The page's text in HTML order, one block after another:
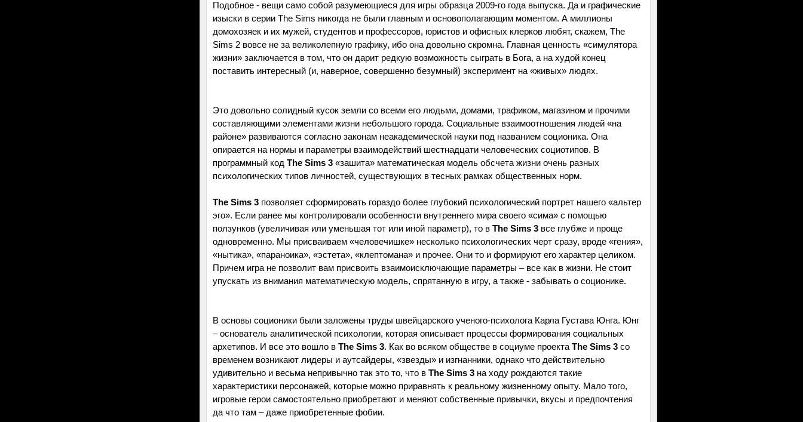
Подобное - вещи само собой разумеющиеся для игры образца 2009-го года выпуска. Да и графические
изыски в серии The Sims никогда не были главным и основополагающим моментом. А миллионы
домохозяек и их мужей, студентов и профессоров, юристов и офисных клерков любят, скажем, The
Sims 2 вовсе не за великолепную графику, ибо она довольно скромна. Главная ценность «симулятора
жизни» заключается в том, что он дарит редкую возможность сыграть в Бога, а на худой конец
поставить интересный (и, наверное, совершенно безумный) эксперимент на «живых» людях.
Это довольно солидный кусок земли со всеми его людьми, домами, трафиком, магазином и прочими
составляющими элементами жизни небольшого города. Социальные взаимоотношения людей «на
районе» развиваются согласно законам неакадемической науки под названием соционика. Она
опирается на нормы и параметры взаимодействий шестнадцати человеческих социотипов. В
программный код The Sims 3 «зашита» математическая модель обсчета жизни очень разных
психологических типов личностей, существующих в тесных рамках общественных норм.
The Sims 3 позволяет сформировать гораздо более глубокий психологический портрет нашего «альтер
эго». Если ранее мы контролировали особенности внутреннего мира своего «сима» с помощью
ползунков (увеличивая или уменьшая тот или иной параметр), то в The Sims 3 все глубже и проще
одновременно. Мы присваиваем «человечишке» несколько психологических черт сразу, вроде «гения»,
«нытика», «параноика», «эстета», «клептомана» и прочее. Они то и формируют его характер целиком.
Причем игра не позволит вам присвоить взаимоисключающие параметры – все как в жизни. Не стоит
упускать из внимания математическую модель, спрятанную в игру, а также - забывать о соционике.
В основы соционики были заложены труды швейцарского ученого-психолога Карла Густава Юнга. Юнг
– основатель аналитической психологии, которая описывает процессы формирования социальных
архетипов. И все это вошло в The Sims 3. Как во всяком обществе в социуме проекта The Sims 3 со
временем возникают лидеры и аутсайдеры, «звезды» и изгнанники, однако что действительно
удивительно и весьма непривычно так это то, что в The Sims 3 на ходу рождаются такие
характеристики персонажей, которые можно приравнять к реальному жизненному опыту. Мало того,
игровые герои самостоятельно приобретают и меняют собственные привычки, вкусы и предпочтения
да что там – даже приобретенные фобии.